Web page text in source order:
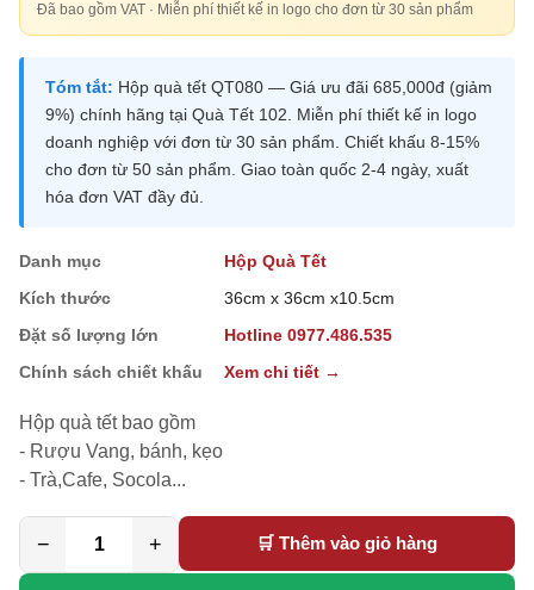
Đã bao gồm VAT · Miễn phí thiết kế in logo cho đơn từ 30 sản phẩm
Tóm tắt: Hộp quà tết QT080 — Giá ưu đãi 685,000đ (giảm
9%) chính hãng tại Quà Tết 102. Miễn phí thiết kế in logo
doanh nghiệp với đơn từ 30 sản phẩm. Chiết khấu 8-15%
cho đơn từ 50 sản phẩm. Giao toàn quốc 2-4 ngày, xuất
hóa đơn VAT đầy đủ.
Danh mục
Hộp Quà Tết
Kích thước
36cm x 36cm x10.5cm
Đặt số lượng lớn
Hotline 0977.486.535
Chính sách chiết khấu
Xem chi tiết →
Hộp quà tết bao gồm
- Rượu Vang, bánh, kẹo
- Trà,Cafe, Socola...
− + 🛒 Thêm vào giỏ hàng